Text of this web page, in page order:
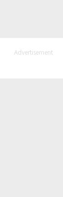
Advertisement